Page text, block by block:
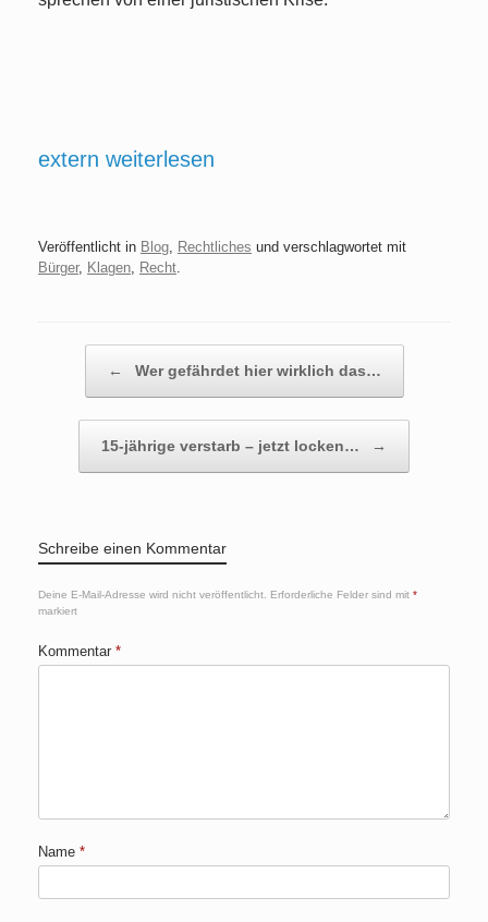
extern weiterlesen
Veröffentlicht in Blog Rechtliches und verschlagwortet mit
Bürger, Klagen Recht
← Wer gefährdet hier wirklich das…
15-jährige verstarb – jetzt locken… →
Schreibe einen Kommentar
Deine E-Mail-Adresse wird nicht veröffentlicht. Erforderliche Felder sind mit *
markiert
Kommentar *
Name *